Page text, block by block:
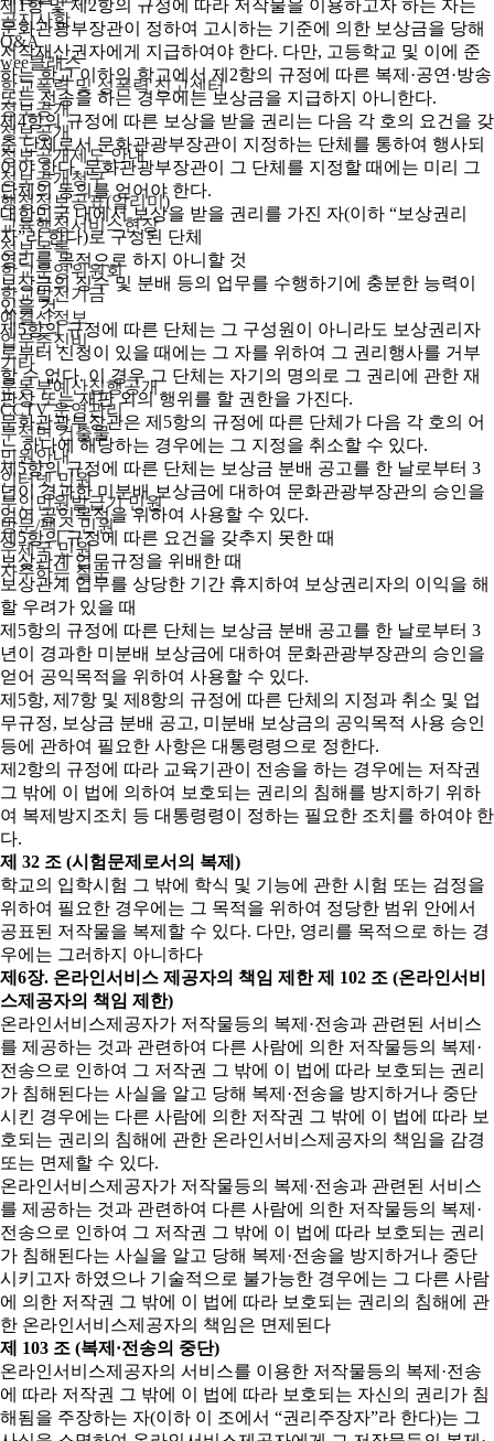
공지사항
Q&A
wee클래스
학교폭력 및 성폭력 신고센터
정보공개
정보공개
정보공개제도 안내
정보공개청구
행정정보공표(알리미)
교육행정서비스현장
정보목록
학교운영위원회
학교발전기금
예결산정보
업무추진비
기타
운동부예산집행공개
CCTV 운영관리
무석면 건출물
민원안내
인터넷 민원
무인민원발급기 민원
방문/팩스 민원
우체국 민원
자주하는 질문
제1항 및 제2항의 규정에 따라 저작물을 이용하고자 하는 자는
문화관광부장관이 정하여 고시하는 기준에 의한 보상금을 당해
저작재산권자에게 지급하여야 한다. 다만, 고등학교 및 이에 준
하는 학교 이하의 학교에서 제2항의 규정에 따른 복제·공연·방송
또는 전송을 하는 경우에는 보상금을 지급하지 아니한다.
제4항의 규정에 따른 보상을 받을 권리는 다음 각 호의 요건을 갖
춘 단체로서 문화관광부장관이 지정하는 단체를 통하여 행사되
어야 한다. 문화관광부장관이 그 단체를 지정할 때에는 미리 그
단체의 동의를 얻어야 한다.
대한민국 내에서 보상을 받을 권리를 가진 자(이하 “보상권리
자”라 한다)로 구성된 단체
영리를 목적으로 하지 아니할 것
보상금의 징수 및 분배 등의 업무를 수행하기에 충분한 능력이
있을 것
제5항의 규정에 따른 단체는 그 구성원이 아니라도 보상권리자
로부터 신청이 있을 때에는 그 자를 위하여 그 권리행사를 거부
할 수 없다. 이 경우 그 단체는 자기의 명의로 그 권리에 관한 재
판상 또는 재판 외의 행위를 할 권한을 가진다.
문화관광부장관은 제5항의 규정에 따른 단체가 다음 각 호의 어
느 하나에 해당하는 경우에는 그 지정을 취소할 수 있다.
제5항의 규정에 따른 단체는 보상금 분배 공고를 한 날로부터 3
년이 경과한 미분배 보상금에 대하여 문화관광부장관의 승인을
얻어 공익목적을 위하여 사용할 수 있다.
제5항의 규정에 따른 요건을 갖추지 못한 때
보상관계 업무규정을 위배한 때
보상관계 업무를 상당한 기간 휴지하여 보상권리자의 이익을 해
할 우려가 있을 때
제5항의 규정에 따른 단체는 보상금 분배 공고를 한 날로부터 3
년이 경과한 미분배 보상금에 대하여 문화관광부장관의 승인을
얻어 공익목적을 위하여 사용할 수 있다.
제5항, 제7항 및 제8항의 규정에 따른 단체의 지정과 취소 및 업
무규정, 보상금 분배 공고, 미분배 보상금의 공익목적 사용 승인
등에 관하여 필요한 사항은 대통령령으로 정한다.
제2항의 규정에 따라 교육기관이 전송을 하는 경우에는 저작권
그 밖에 이 법에 의하여 보호되는 권리의 침해를 방지하기 위하
여 복제방지조치 등 대통령령이 정하는 필요한 조치를 하여야 한
다.
제 32 조 (시험문제로서의 복제)
학교의 입학시험 그 밖에 학식 및 기능에 관한 시험 또는 검정을
위하여 필요한 경우에는 그 목적을 위하여 정당한 범위 안에서
공표된 저작물을 복제할 수 있다. 다만, 영리를 목적으로 하는 경
우에는 그러하지 아니하다
제6장. 온라인서비스 제공자의 책임 제한 제 102 조 (온라인서비
스제공자의 책임 제한)
온라인서비스제공자가 저작물등의 복제·전송과 관련된 서비스
를 제공하는 것과 관련하여 다른 사람에 의한 저작물등의 복제·
전송으로 인하여 그 저작권 그 밖에 이 법에 따라 보호되는 권리
가 침해된다는 사실을 알고 당해 복제·전송을 방지하거나 중단
시킨 경우에는 다른 사람에 의한 저작권 그 밖에 이 법에 따라 보
호되는 권리의 침해에 관한 온라인서비스제공자의 책임을 감경
또는 면제할 수 있다.
온라인서비스제공자가 저작물등의 복제·전송과 관련된 서비스
를 제공하는 것과 관련하여 다른 사람에 의한 저작물등의 복제·
전송으로 인하여 그 저작권 그 밖에 이 법에 따라 보호되는 권리
가 침해된다는 사실을 알고 당해 복제·전송을 방지하거나 중단
시키고자 하였으나 기술적으로 불가능한 경우에는 그 다른 사람
에 의한 저작권 그 밖에 이 법에 따라 보호되는 권리의 침해에 관
한 온라인서비스제공자의 책임은 면제된다
제 103 조 (복제·전송의 중단)
온라인서비스제공자의 서비스를 이용한 저작물등의 복제·전송
에 따라 저작권 그 밖에 이 법에 따라 보호되는 자신의 권리가 침
해됨을 주장하는 자(이하 이 조에서 “권리주장자”라 한다)는 그